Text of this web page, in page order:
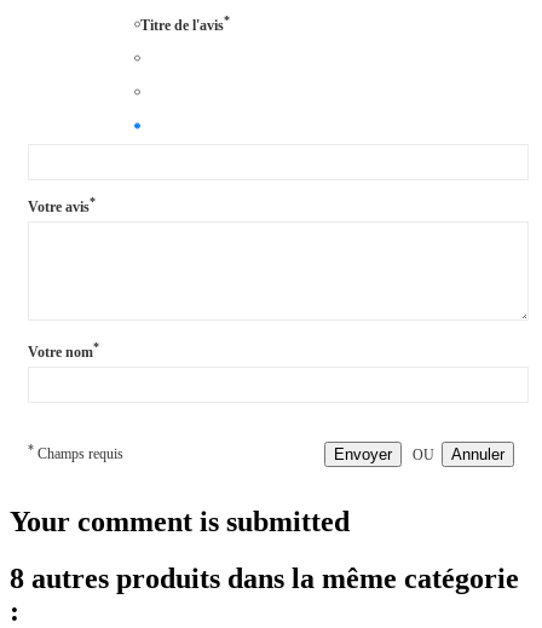
Titre de l'avis*
Votre avis*
Votre nom*
* Champs requis Envoyer OU Annuler
Your comment is submitted
8 autres produits dans la même catégorie
: